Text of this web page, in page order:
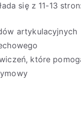
się z 11-13 stron:
artykulacyjnych
które